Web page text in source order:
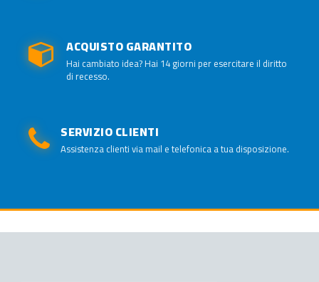
ACQUISTO GARANTITO
Hai cambiato idea? Hai 14 giorni per esercitare il diritto
di recesso.
SERVIZIO CLIENTI
Assistenza clienti via mail e telefonica a tua disposizione.